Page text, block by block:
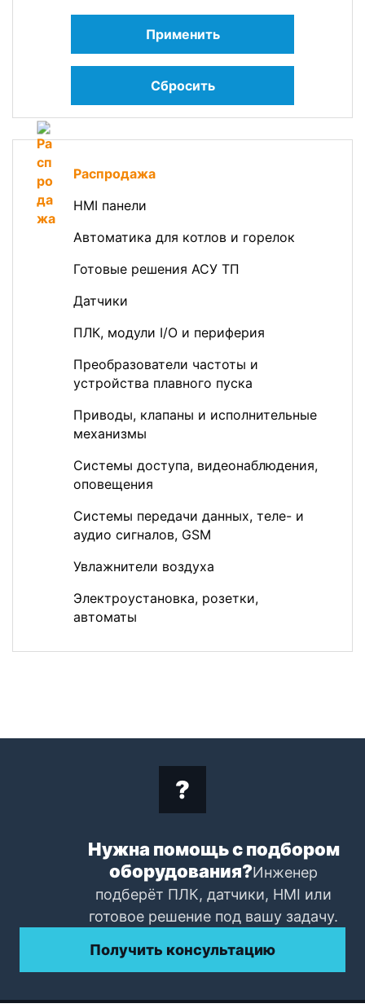
Применить
Сбросить
Распродажа
HMI панели
Автоматика для котлов и горелок
Готовые решения АСУ ТП
Датчики
ПЛК, модули I/O и периферия
Преобразователи частоты и
устройства плавного пуска
Приводы, клапаны и исполнительные
механизмы
Системы доступа, видеонаблюдения,
оповещения
Системы передачи данных, теле- и
аудио сигналов, GSM
Увлажнители воздуха
Электроустановка, розетки,
автоматы
Нужна помощь с подбором
оборудования?Инженер
подберёт ПЛК, датчики, HMI или
готовое решение под вашу задачу.
Получить консультацию